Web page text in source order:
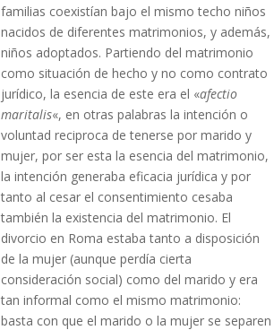
familias coexistían bajo el mismo techo niños
nacidos de diferentes matrimonios, y además,
niños adoptados. Partiendo del matrimonio
como situación de hecho y no como contrato
jurídico, la esencia de este era el «afectio
maritalis«, en otras palabras la intención o
voluntad reciproca de tenerse por marido y
mujer, por ser esta la esencia del matrimonio,
la intención generaba eficacia jurídica y por
tanto al cesar el consentimiento cesaba
también la existencia del matrimonio. El
divorcio en Roma estaba tanto a disposición
de la mujer (aunque perdía cierta
consideración social) como del marido y era
tan informal como el mismo matrimonio:
basta con que el marido o la mujer se separen